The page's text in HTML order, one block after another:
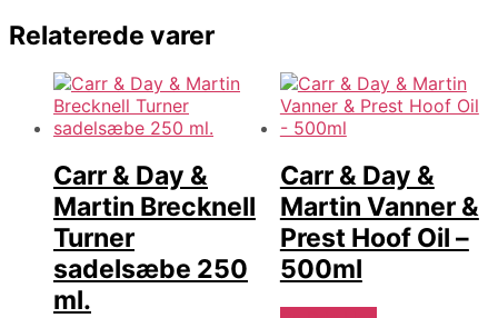
Relaterede varer
Carr & Day &
Martin Brecknell
Turner
sadelsæbe 250
ml.
Carr & Day &
Martin Vanner &
Prest Hoof Oil –
500ml